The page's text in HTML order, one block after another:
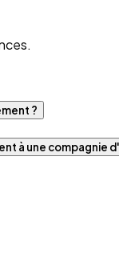
?
à une compagnie